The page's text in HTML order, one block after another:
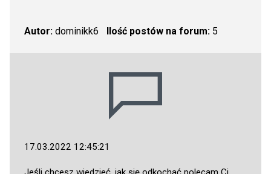
Autor: dominikk6 Ilość postów na forum:5
17.03.2022 12:45:21